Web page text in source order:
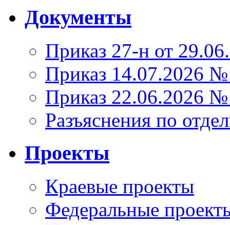
Документы
Приказ 27-н от
Приказ 14.07.2026
Приказ 22.06.2026
Разъяснения по
Проекты
Краевые проекты
Федеральные